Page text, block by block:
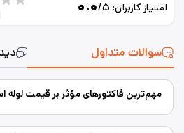
سوالات متداول
امتیاز کاربران: ۰.۰/۵
مهم‌ترین فاکتورهای مؤثر بر قیمت لوله